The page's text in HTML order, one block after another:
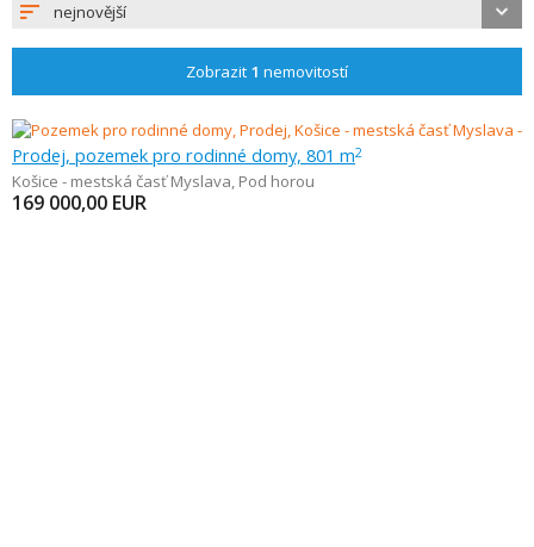
nejnovější
Zobrazit 1 nemovitostí
Prodej, pozemek pro rodinné domy, 801 m2
Košice - mestská časť Myslava, Pod horou
169 000,00 EUR